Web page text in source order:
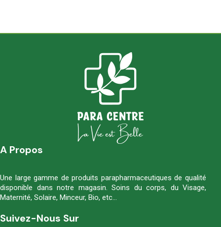
A Propos
Une large gamme de produits parapharmaceutiques de qualité
disponible dans notre magasin. Soins du corps, du Visage,
Maternité, Solaire, Minceur, Bio, etc…
Suivez-Nous Sur